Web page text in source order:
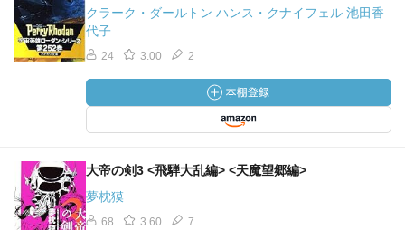
クラーク・ダールトン ハンス・クナイフェル 池田香
代子
24 3.00 2
大帝の剣3 <飛騨大乱編> <天魔望郷編>
夢枕獏
68 3.60 7